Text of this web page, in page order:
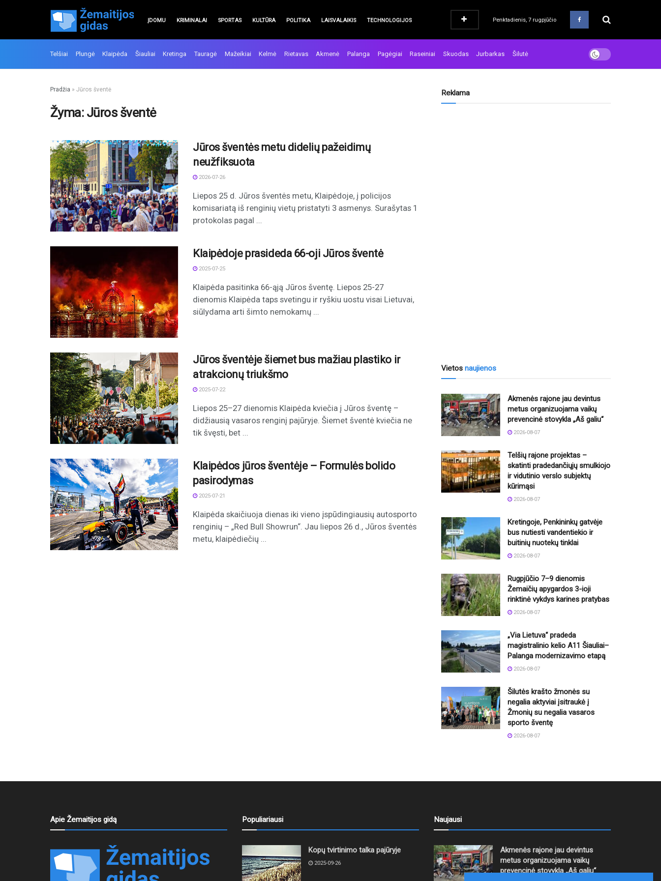
ĮDOMU KRIMINALAI SPORTAS KULTŪRA POLITIKA LAISVALAIKIS TECHNOLOGIJOS Penktadienis, 7 rugpjūčio
Telšiai Plungė Klaipėda Šiauliai Kretinga Tauragė Mažeikiai Kelmė Rietavas Akmenė Palanga Pagėgiai Raseiniai Skuodas Jurbarkas Šilutė
Pradžia » Jūros šventė
Žyma: Jūros šventė
Jūros šventės metu didelių pažeidimų
neužfiksuota
2026-07-26
Liepos 25 d. Jūros šventės metu, Klaipėdoje, į policijos
komisariatą iš renginių vietų pristatyti 3 asmenys. Surašytas 1
protokolas pagal ...
Klaipėdoje prasideda 66-oji Jūros šventė
2025-07-25
Klaipėda pasitinka 66-ąją Jūros šventę. Liepos 25-27
dienomis Klaipėda taps svetingu ir ryškiu uostu visai Lietuvai,
siūlydama arti šimto nemokamų ...
Jūros šventėje šiemet bus mažiau plastiko ir
atrakcionų triukšmo
2025-07-22
Liepos 25–27 dienomis Klaipėda kviečia į Jūros šventę –
didžiausią vasaros renginį pajūryje. Šiemet šventė kviečia ne
tik švęsti, bet ...
Klaipėdos jūros šventėje – Formulės bolido
pasirodymas
2025-07-21
Klaipėda skaičiuoja dienas iki vieno įspūdingiausių autosporto
renginių – „Red Bull Showrun“. Jau liepos 26 d., Jūros šventės
metu, klaipėdiečių ...
Reklama
Vietos naujienos
Akmenės rajone jau devintus
metus organizuojama vaikų
prevencinė stovykla „Aš galiu“
2026-08-07
Telšių rajone projektas –
skatinti pradedančiųjų smulkiojo
ir vidutinio verslo subjektų
kūrimąsi
2026-08-07
Kretingoje, Penkininkų gatvėje
bus nutiesti vandentiekio ir
buitinių nuotekų tinklai
2026-08-07
Rugpjūčio 7–9 dienomis
Žemaičių apygardos 3-ioji
rinktinė vykdys karines pratybas
2026-08-07
„Via Lietuva“ pradeda
magistralinio kelio A11 Šiauliai–
Palanga modernizavimo etapą
2026-08-07
Šilutės krašto žmonės su
negalia aktyviai įsitraukė į
Žmonių su negalia vasaros
sporto šventę
2026-08-07
Apie Žemaitijos gidą Populiariausi
Kopų tvirtinimo talka pajūryje
2025-09-26
Naujausi
Akmenės rajone jau devintus
metus organizuojama vaikų
prevencinė stovykla „Aš galiu“